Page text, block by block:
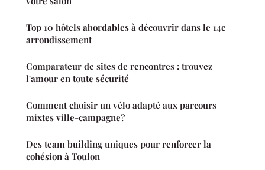
Top 10 hôtels abordables à découvrir dans le 14e
arrondissement
Comparateur de sites de rencontres : trouvez
l'amour en toute sécurité
Comment choisir un vélo adapté aux parcours
mixtes ville-campagne?
Des team building uniques pour renforcer la
cohésion à Toulon